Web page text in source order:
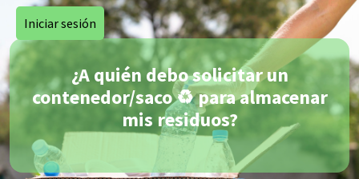
Saltar al contenido principal
Iniciar sesión
¿A quién debo solicitar un
contenedor/saco ♻️ para almacenar
mis residuos?